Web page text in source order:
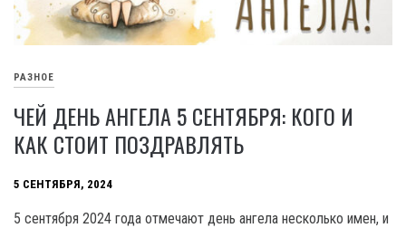
РАЗНОЕ
ЧЕЙ ДЕНЬ АНГЕЛА 5 СЕНТЯБРЯ: КОГО И
КАК СТОИТ ПОЗДРАВЛЯТЬ
5 СЕНТЯБРЯ, 2024
5 сентября 2024 года отмечают день ангела несколько имен, и